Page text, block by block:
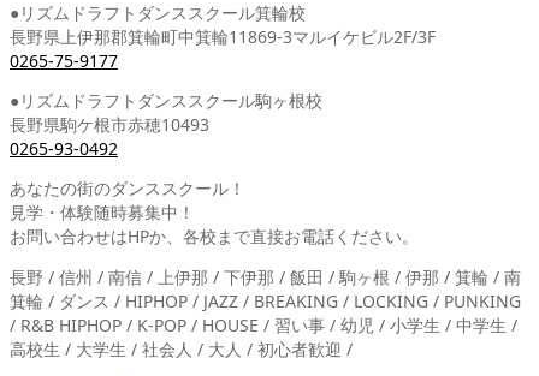
●リズムドラフトダンススクール箕輪校
長野県上伊那郡箕輪町中箕輪11869-3マルイケビル2F/3F
0265-75-9177
●リズムドラフトダンススクール駒ヶ根校
長野県駒ケ根市赤穂10493
0265-93-0492
あなたの街のダンススクール！
見学・体験随時募集中！
お問い合わせはHPか、各校まで直接お電話ください。
長野 / 信州 / 南信 / 上伊那 / 下伊那 / 飯田 / 駒ヶ根 / 伊那 / 箕輪 / 南
箕輪 / ダンス / HIPHOP / JAZZ / BREAKING / LOCKING / PUNKING
/ R&B HIPHOP / K-POP / HOUSE / 習い事 / 幼児 / 小学生 / 中学生 /
高校生 / 大学生 / 社会人 / 大人 / 初心者歓迎 /